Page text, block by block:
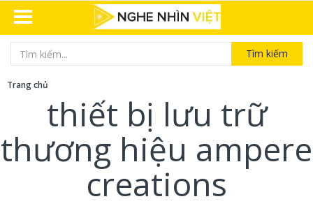
Tìm kiếm
Trang chủ
thiết bị lưu trữ
thương hiệu ampere
creations